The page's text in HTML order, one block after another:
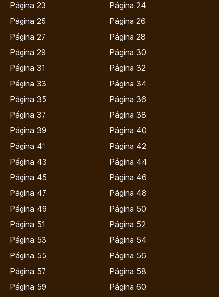
Página 23
Página 24
Página 25
Página 26
Página 27
Página 28
Página 29
Página 30
Página 31
Página 32
Página 33
Página 34
Página 35
Página 36
Página 37
Página 38
Página 39
Página 40
Página 41
Página 42
Página 43
Página 44
Página 45
Página 46
Página 47
Página 48
Página 49
Página 50
Página 51
Página 52
Página 53
Página 54
Página 55
Página 56
Página 57
Página 58
Página 59
Página 60